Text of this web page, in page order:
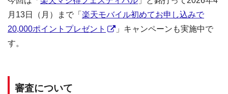
月13日（月）まで「 楽天モバイル初めてお申し込みで
20,000ポイントプレゼント
」キャンペーンも実施中で
す。
審査について